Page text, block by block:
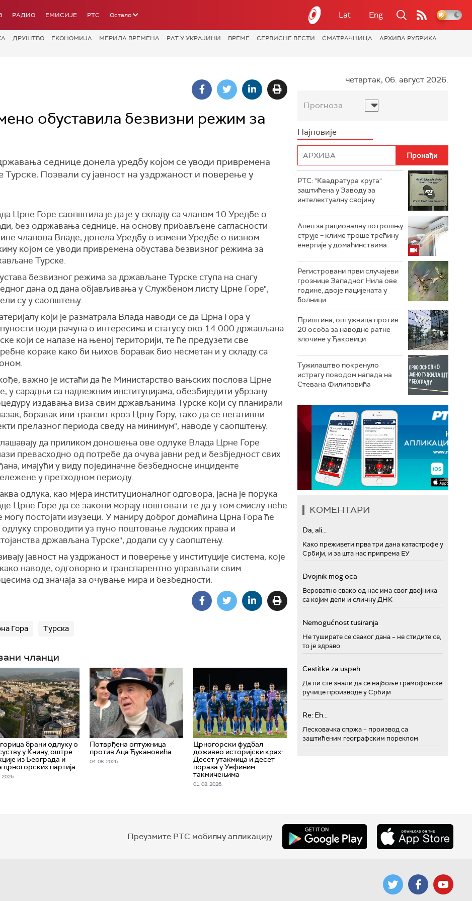
РАДИО ЕМИСИЈЕ РТС Остало Lat Eng
ДРУШТВО ЕКОНОМИЈА МЕРИЛА ВРЕМЕНА РАТ У УКРАЈИНИ ВРЕМЕ СЕРВИСНЕ ВЕСТИ СМАТРАЧНИЦА
АРХИВА РУБРИКА
обуставила безвизни режим за
седнице донела уредбу којом се уводи привремена
Позвали су јавност на уздржаност и поверење у
Црне Горе саопштила је да је у складу са чланом 10 Уредбе о
без одржавања седнице, на основу прибављене сагласности
чланова Владе, донела Уредбу о измени Уредбе о визном
којом се уводи привремена обустава безвизног режима за
Турске.
безвизног режима за држављане Турске ступа на снагу
дана од дана објављивања у Службеном листу Црне Горе",
су у саопштењу.
који је разматрала Влада наводи се да Црна Гора у
води рачуна о интересима и статусу око 14.000 држављана
који се налазе на њеној територији, те ће предузети све
кораке како би њихов боравак био несметан и у складу са
важно је истаћи да ће Министарство вањских послова Црне
у сарадњи са надлежним институцијама, обезбиједити убрзану
издавања виза свим држављанима Турске који су планирали
боравак или транзит кроз Црну Гору, тако да се негативни
прелазног периода сведу на минимум", наводе у саопштењу.
да приликом доношења ове одлуке Влада Црне Горе
превасходно од потребе да очува јавни ред и безбједност свих
имајући у виду појединачне безбедносне инциденте
у претходном периоду.
одлука, као мјера институционалног одговора, јасна је порука
Црне Горе да се закони морају поштовати те да у том смислу неће
могу постојати изузеци. У маниру доброг домаћина Црна Гора ће
одлуку спроводити уз пуно поштовање људских права и
држављана Турске", додали су у саопштењу.
јавност на уздржаност и поверење у институције система, које
наводе, одговорно и транспарентно управљати свим
од значаја за очување мира и безбедности.
Гора Турска
чланци
брани одлуку о
у Книну, оштре
из Београда и
црногорских партија
2026.
Потврђена оптужница
против Аца Ђукановића
04. 08. 2026.
Црногорски фудбал
доживео историјски крах:
Десет утакмица и десет
пораза у Уефиним
такмичењима
01. 08. 2026.
четвртак, 06. август 2026.
Прогноза
Најновије
РТС: "Квадратура круга"
заштићена у Заводу за
интелектуалну својину
Апел за рационалну потрошњу
струје – климе троше трећину
енергије у домаћинствима
Регистровани први случајеви
грознице Западног Нила ове
године, двоје пацијената у
болници
Приштина, оптужница против
20 особа за наводне ратне
злочине у Ђаковици
Тужилаштво покренуло
истрагу поводом напада на
Стевана Филиповића
КОМЕНТАРИ
Da, ali...
Како преживети прва три дана катастрофе у
Србији, и за шта нас припрема ЕУ
Dvojnik mog oca
Вероватно свако од нас има свог двојника
са којим дели и сличну ДНК
Nemogućnost tusiranja
Не туширате се сваког дана – не стидите се,
то је здраво
Cestitke za uspeh
Да ли сте знали да се најбоље грамофонске
ручице производе у Србији
Re: Eh...
Лесковачка спржа – производ са
заштићеним географским пореклом
Преузмите РТС мобилну апликацију